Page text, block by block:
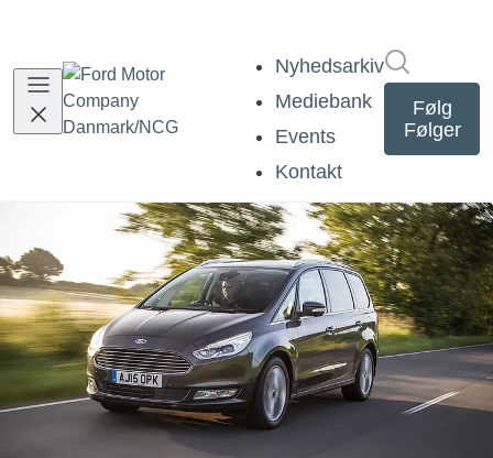
Nyhedsarkiv
Mediebank
Events
Kontakt
Følg
Følger